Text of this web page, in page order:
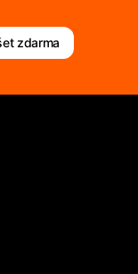
zdarma